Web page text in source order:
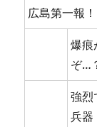
広島第一報！
爆痕
ぞ…
強烈
兵器